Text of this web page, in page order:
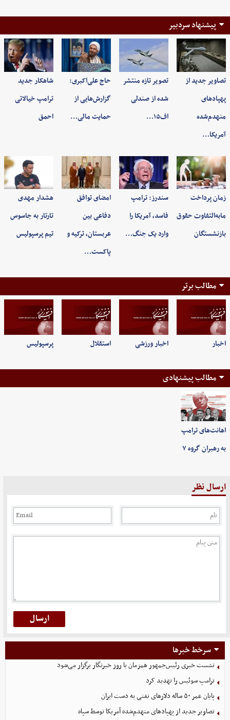
پیشنهاد سردبیر
تصاویر جدید از
پهپادهای
منهدم‌شده
آمریکا…
تصویر تازه منتشر
شده از صندلی
اف۱۵…
حاج علی‌اکبری:
گزارش‌هایی از
حمایت مالی…
شاهکار جدید
ترامپ خیالاتی
احمق
زمان پرداخت
مابه‌التفاوت حقوق
بازنشستگان
سندرز: ترامپ
فاسد، آمریکا را
وارد یک جنگ…
امضای توافق
دفاعی بین
عربستان، ترکیه و
پاکست…
هشدار مهدی
تارتار به جاسوس
تیم پرسپولیس
مطالب برتر
اخبار اخبار ورزشی استقلال پرسپولیس
مطالب پیشنهادی
اهانت‌های ترامپ
به رهبران گروه ۷
ارسال نظر
سرخط خبرها
نشست خبری رئیس‌جمهور همزمان با روز خبرنگار برگزار می‌شود
ترامپ سوئیس را تهدید کرد
پایان عمر ۵۰ ساله دلارهای نفتی به دست ایران
تصاویر جدید از پهپادهای منهدم‌شده آمریکا توسط سپاه